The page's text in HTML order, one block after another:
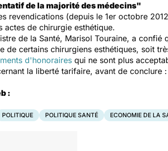
de la majorité des médecins"
revendications (depuis le 1er octobre
actes de chirurgie esthétique.
de la Santé, Marisol Touraine, a
de certains chirurgiens esthétiques, soit
d'honoraires qui ne sont plus
la liberté tarifaire, avant de
:
POLITIQUE POLITIQUE SANTÉ ECONOMIE DE LA